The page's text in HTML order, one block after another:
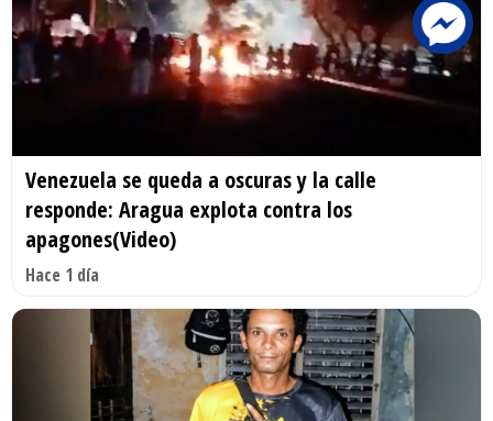
Venezuela se queda a oscuras y la calle
responde: Aragua explota contra los
apagones(Video)
Hace 1 día